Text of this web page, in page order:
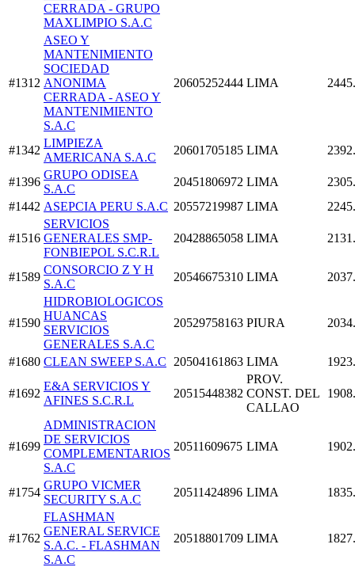
CERRADA - GRUPO
MAXLIMPIO S.A.C
#1312
ASEO Y
MANTENIMIENTO
SOCIEDAD
ANONIMA
CERRADA - ASEO Y
MANTENIMIENTO
S.A.C
20605252444 LIMA
#1342
LIMPIEZA
AMERICANA S.A.C
20601705185 LIMA
#1396
GRUPO ODISEA
S.A.C
20451806972 LIMA
#1442 ASEPCIA PERU S.A.C 20557219987 LIMA
#1516
SERVICIOS
GENERALES SMP-
FONBIEPOL S.C.R.L
20428865058 LIMA
#1589
CONSORCIO Z Y H
S.A.C
20546675310 LIMA
#1590
HIDROBIOLOGICOS
HUANCAS
SERVICIOS
GENERALES S.A.C
20529758163 PIURA
#1680 CLEAN SWEEP S.A.C 20504161863 LIMA
#1692
E&A SERVICIOS Y
AFINES S.C.R.L
20515448382
PROV.
CONST. DEL
CALLAO
#1699
ADMINISTRACION
DE SERVICIOS
COMPLEMENTARIOS
S.A.C
20511609675 LIMA
#1754
GRUPO VICMER
SECURITY S.A.C
20511424896 LIMA
#1762
FLASHMAN
GENERAL SERVICE
S.A.C. - FLASHMAN
S.A.C
20518801709 LIMA